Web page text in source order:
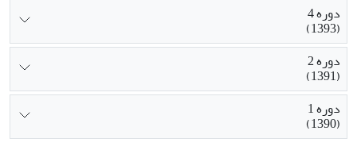
دوره 4
(1393)
دوره 2
(1391)
دوره 1
(1390)